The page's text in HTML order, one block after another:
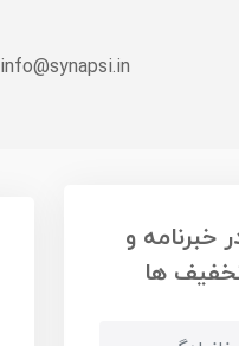
info@synapsi.in
خبرنامه و
ها